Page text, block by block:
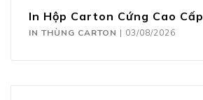
In Hộp Carton Cứng Cao Cấp
IN THÙNG CARTON | 03/08/2026